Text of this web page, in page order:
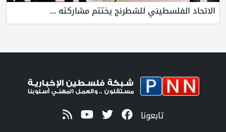
الاتحاد الفلسطيني للشطرنج يختتم مشاركته ...
تابعونا